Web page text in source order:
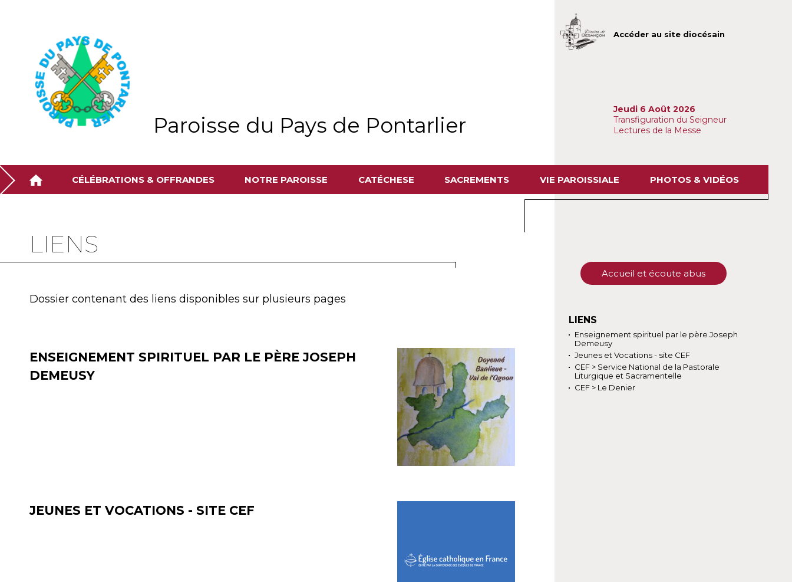
Accéder au site diocésain
Paroisse du Pays de Pontarlier
Jeudi 6 Août 2026
Transfiguration du Seigneur
Lectures de la Messe
CÉLÉBRATIONS & OFFRANDES NOTRE PAROISSE CATÉCHESE SACREMENTS VIE PAROISSIALE PHOTOS & VIDÉOS
LIENS
Dossier contenant des liens disponibles sur plusieurs pages
ENSEIGNEMENT SPIRITUEL PAR LE PÈRE JOSEPH
DEMEUSY
JEUNES ET VOCATIONS - SITE CEF
Accueil et écoute abus
LIENS
Enseignement spirituel par le père Joseph
Demeusy
Jeunes et Vocations - site CEF
CEF > Service National de la Pastorale
Liturgique et Sacramentelle
CEF > Le Denier